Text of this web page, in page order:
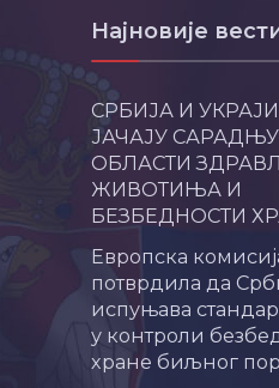
Најновије
СРБИЈА И
ЈАЧАЈУ
ОБЛАСТИ
ЖИВОТИЊА И
БЕЗБЕДНОСТИ
Европска
потврдила да
испуњава
у контроли
хране биљног